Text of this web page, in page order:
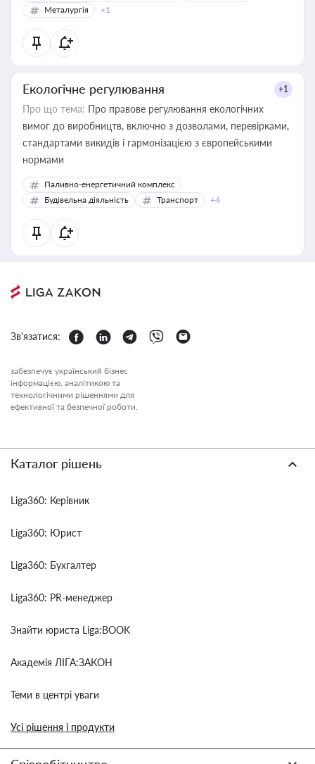
Металургія
+1
Екологічне регулювання +1
Про що тема: Про правове регулювання екологічних
вимог до виробництв, включно з дозволами, перевірками,
стандартами викидів і гармонізацією з європейськими
нормами
Паливно-енергетичний комплекс
Будівельна діяльність
Транспорт +4
Зв'язатися:
забезпечує український бізнес
інформацією, аналітикою та
технологічними рішеннями для
ефективної та безпечної роботи.
Каталог рішень
Liga360: Керівник
Liga360: Юрист
Liga360: Бухгалтер
Liga360: PR-менеджер
Знайти юриста Liga:BOOK
Академія ЛІГА:ЗАКОН
Теми в центрі уваги
Усі рішення і продукти